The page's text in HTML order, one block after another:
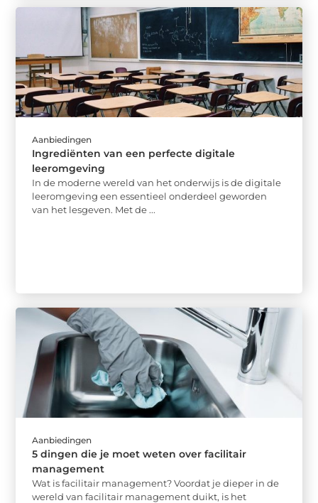
Aanbiedingen
Ingrediënten van een perfecte digitale
leeromgeving
In de moderne wereld van het onderwijs is de digitale
leeromgeving een essentieel onderdeel geworden
van het lesgeven. Met de ...
Aanbiedingen
5 dingen die je moet weten over facilitair
management
Wat is facilitair management? Voordat je dieper in de
wereld van facilitair management duikt, is het